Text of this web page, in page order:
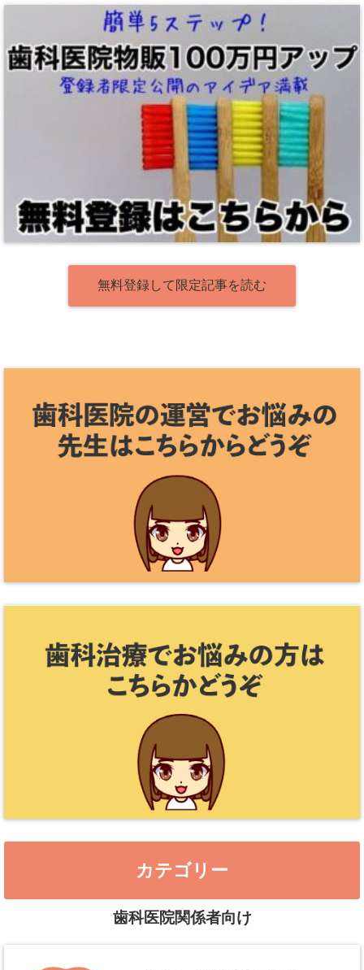
無料登録して限定記事を読む
カテゴリー
歯科医院関係者向け